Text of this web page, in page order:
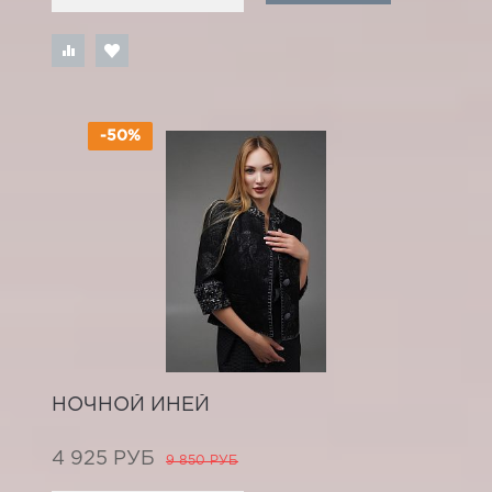
-50%
НОЧНОЙ ИНЕЙ
4 925 РУБ 9 850 РУБ